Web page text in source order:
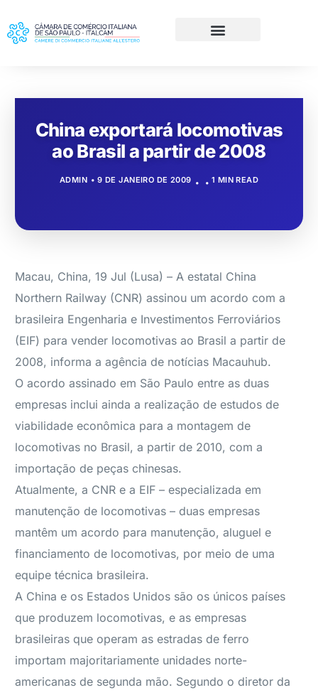
China exportará locomotivas
ao Brasil a partir de 2008
ADMIN 9 DE JANEIRO DE 2009 1 MIN READ
Macau, China, 19 Jul (Lusa) – A estatal China
Northern Railway (CNR) assinou um acordo com a
brasileira Engenharia e Investimentos Ferroviários
(EIF) para vender locomotivas ao Brasil a partir de
2008, informa a agência de notícias Macauhub.
O acordo assinado em São Paulo entre as duas
empresas inclui ainda a realização de estudos de
viabilidade econômica para a montagem de
locomotivas no Brasil, a partir de 2010, com a
importação de peças chinesas.
Atualmente, a CNR e a EIF – especializada em
manutenção de locomotivas – duas empresas
mantêm um acordo para manutenção, aluguel e
financiamento de locomotivas, por meio de uma
equipe técnica brasileira.
A China e os Estados Unidos são os únicos países
que produzem locomotivas, e as empresas
brasileiras que operam as estradas de ferro
importam majoritariamente unidades norte-
americanas de segunda mão. Segundo o diretor da